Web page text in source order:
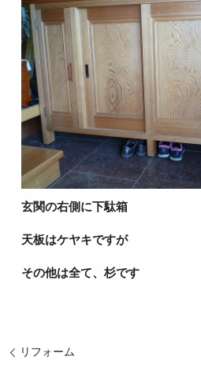
玄関の右側に下駄箱
天板はケヤキですが
その他は全て、杉です
リフォーム